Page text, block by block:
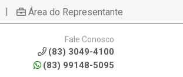
| Área do Representante
Fale Conosco
(83) 3049-4100
(83) 99148-5095